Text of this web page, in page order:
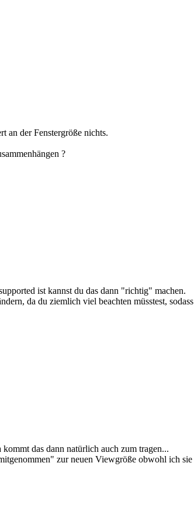
an der Fenstergröße nichts.
?
ist kannst du das dann "richtig" machen.
da du ziemlich viel beachten müsstest,
das dann natürlich auch zum tragen...
zur neuen Viewgröße obwohl ich